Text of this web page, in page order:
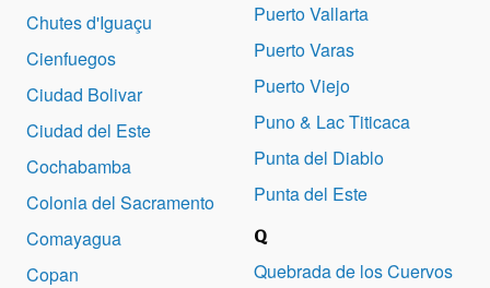
Chutes d'Iguaçu
Cienfuegos
Ciudad Bolivar
Ciudad del Este
Cochabamba
Colonia del Sacramento
Comayagua
Copan
Puerto Vallarta
Puerto Varas
Puerto Viejo
Puno & Lac Titicaca
Punta del Diablo
Punta del Este
Q
Quebrada de los Cuervos